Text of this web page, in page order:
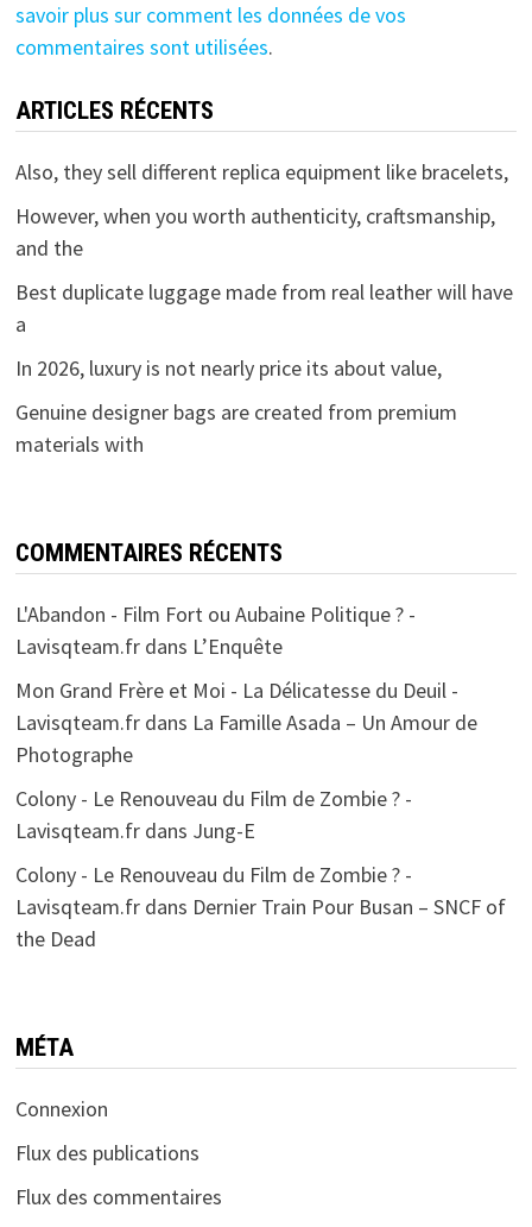
savoir plus sur comment les données de vos
commentaires sont utilisées.
ARTICLES RÉCENTS
Also, they sell different replica equipment like bracelets,
However, when you worth authenticity, craftsmanship,
and the
Best duplicate luggage made from real leather will have
a
In 2026, luxury is not nearly price its about value,
Genuine designer bags are created from premium
materials with
COMMENTAIRES RÉCENTS
L'Abandon - Film Fort ou Aubaine Politique ? -
Lavisqteam.frdans L’Enquête
Mon Grand Frère et Moi - La Délicatesse du Deuil -
Lavisqteam.frdans La Famille Asada – Un Amour de
Photographe
Colony - Le Renouveau du Film de Zombie ? -
Lavisqteam.frdans Jung-E
Colony - Le Renouveau du Film de Zombie ? -
Lavisqteam.frdans Dernier Train Pour Busan – SNCF of
the Dead
MÉTA
Connexion
Flux des publications
Flux des commentaires